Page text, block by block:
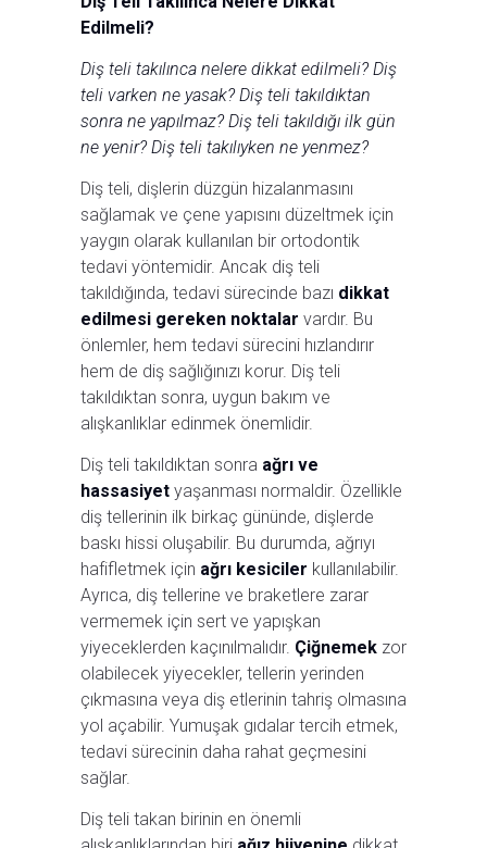
Edilmeli?
Diş teli takılınca nelere dikkat edilmeli? Diş
teli varken ne yasak? Diş teli takıldıktan
sonra ne yapılmaz? Diş teli takıldığı ilk gün
ne yenir? Diş teli takılıyken ne yenmez?
Diş teli, dişlerin düzgün hizalanmasını
sağlamak ve çene yapısını düzeltmek için
yaygın olarak kullanılan bir ortodontik
tedavi yöntemidir. Ancak diş teli
takıldığında, tedavi sürecinde bazı dikkat
edilmesi gereken noktalar vardır. Bu
önlemler, hem tedavi sürecini hızlandırır
hem de diş sağlığınızı korur. Diş teli
takıldıktan sonra, uygun bakım ve
alışkanlıklar edinmek önemlidir.
Diş teli takıldıktan sonra ağrı ve
hassasiyet yaşanması normaldir. Özellikle
diş tellerinin ilk birkaç gününde, dişlerde
baskı hissi oluşabilir. Bu durumda, ağrıyı
hafifletmek için ağrı kesiciler kullanılabilir.
Ayrıca, diş tellerine ve braketlere zarar
vermemek için sert ve yapışkan
yiyeceklerden kaçınılmalıdır. Çiğnemek zor
olabilecek yiyecekler, tellerin yerinden
çıkmasına veya diş etlerinin tahriş olmasına
yol açabilir. Yumuşak gıdalar tercih etmek,
tedavi sürecinin daha rahat geçmesini
sağlar.
Diş teli takan birinin en önemli